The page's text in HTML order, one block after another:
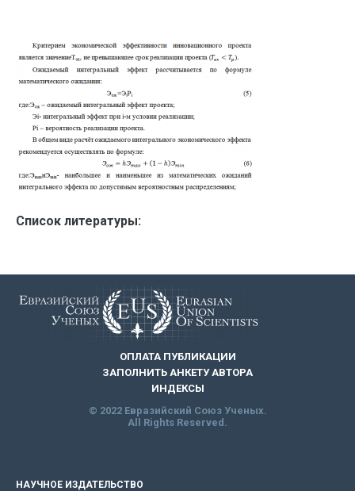
Список литературы:
ОПЛАТА ПУБЛИКАЦИИ
ЗАПОЛНИТЬ АНКЕТУ АВТОРА
ИНДЕКСЫ
© 2022 Евразийский Союз Ученых.
All Rights Reserved.
НАУЧНОЕ ИЗДАТЕЛЬСТВО